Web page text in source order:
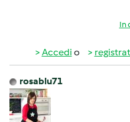
In
Accedi o
rosablu71